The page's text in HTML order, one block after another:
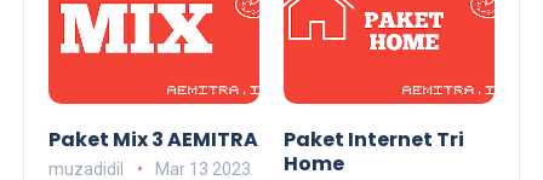
Paket Mix 3 AEMITRA
muzadidil Mar 13 2023
Paket Internet Tri
Home